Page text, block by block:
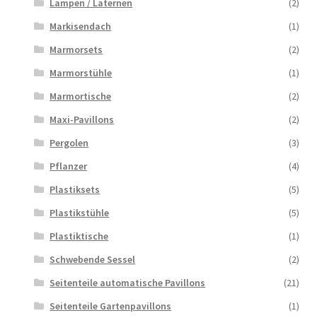
Markisendach
(1)
Marmorsets
(2)
Marmorstühle
(1)
Marmortische
(2)
Maxi-Pavillons
(2)
Pergolen
(3)
Pflanzer
(4)
Plastiksets
(5)
Plastikstühle
(5)
Plastiktische
(1)
Schwebende Sessel
(2)
Seitenteile automatische Pavillons
(21)
Seitenteile Gartenpavillons
(1)